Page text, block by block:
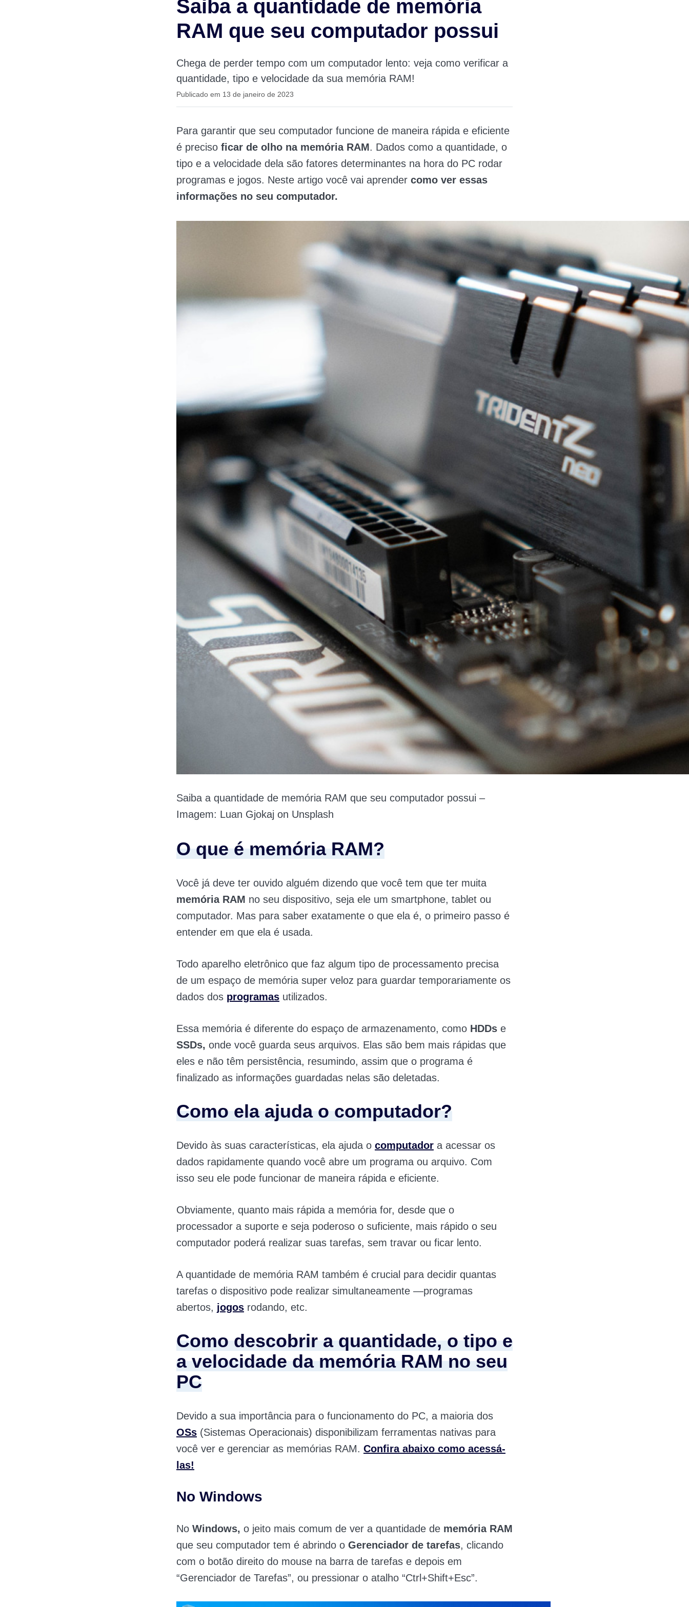
Saiba a quantidade de memória
RAM que seu computador possui
Chega de perder tempo com um computador lento: veja como verificar a
quantidade, tipo e velocidade da sua memória RAM!
Publicado em 13 de janeiro de 2023
Para garantir que seu computador funcione de maneira rápida e eficiente
é preciso ficar de olho na memória RAM. Dados como a quantidade, o
tipo e a velocidade dela são fatores determinantes na hora do PC rodar
programas e jogos. Neste artigo você vai aprender como ver essas
informações no seu computador.
Saiba a quantidade de memória RAM que seu computador possui –
Imagem: Luan Gjokaj on Unsplash
O que é memória RAM?
Você já deve ter ouvido alguém dizendo que você tem que ter muita
memória RAM no seu dispositivo, seja ele um smartphone, tablet ou
computador. Mas para saber exatamente o que ela é, o primeiro passo é
entender em que ela é usada.
Todo aparelho eletrônico que faz algum tipo de processamento precisa
de um espaço de memória super veloz para guardar temporariamente os
dados dos programas utilizados.
Essa memória é diferente do espaço de armazenamento, como HDDs e
SSDs, onde você guarda seus arquivos. Elas são bem mais rápidas que
eles e não têm persistência, resumindo, assim que o programa é
finalizado as informações guardadas nelas são deletadas.
Como ela ajuda o computador?
Devido às suas características, ela ajuda o computador a acessar os
dados rapidamente quando você abre um programa ou arquivo. Com
isso seu ele pode funcionar de maneira rápida e eficiente.
Obviamente, quanto mais rápida a memória for, desde que o
processador a suporte e seja poderoso o suficiente, mais rápido o seu
computador poderá realizar suas tarefas, sem travar ou ficar lento.
A quantidade de memória RAM também é crucial para decidir quantas
tarefas o dispositivo pode realizar simultaneamente —programas
abertos, jogos rodando, etc.
Como descobrir a quantidade, o tipo e
a velocidade da memória RAM no seu
PC
Devido a sua importância para o funcionamento do PC, a maioria dos
OSs (Sistemas Operacionais) disponibilizam ferramentas nativas para
você ver e gerenciar as memórias RAM. Confira abaixo como acessá-
las!
No Windows
No Windows, o jeito mais comum de ver a quantidade de memória RAM
que seu computador tem é abrindo o Gerenciador de tarefas, clicando
com o botão direito do mouse na barra de tarefas e depois em
“Gerenciador de Tarefas”, ou pressionar o atalho “Ctrl+Shift+Esc”.